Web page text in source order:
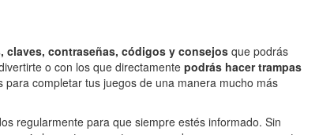
claves, contraseñas, códigos y consejos que podrás
o con los que directamente podrás hacer trampas
completar tus juegos de una manera mucho más
regularmente para que siempre estés informado. Sin